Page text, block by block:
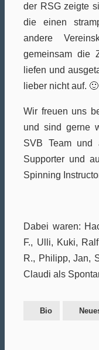
der RSG zeigte
die einen
andere
gemeinsam die
liefen und
lieber nicht auf. 🙂
Wir freuen uns
und sind gerne
SVB Team und
Supporter und
Spinning
Dabei waren:
F., Ulli, Kuki,
R., Philipp, Jan,
Claudi als
Bio